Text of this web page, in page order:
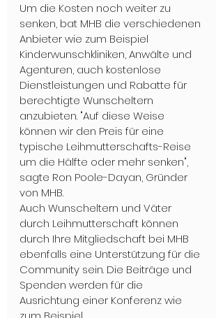
Um die Kosten noch weiter zu
senken, bat MHB die verschiedenen
Anbieter wie zum Beispiel
Kinderwunschkliniken, Anwälte und
Agenturen, auch kostenlose
Dienstleistungen und Rabatte für
berechtigte Wunscheltern
anzubieten. "Auf diese Weise
können wir den Preis für eine
typische Leihmutterschafts-Reise
um die Hälfte oder mehr senken",
sagte Ron Poole-Dayan, Gründer
von MHB.
Auch Wunscheltern und Väter
durch Leihmutterschaft können
durch Ihre Mitgliedschaft bei MHB
ebenfalls eine Unterstützung für die
Community sein. Die Beiträge und
Spenden werden für die
Ausrichtung einer Konferenz wie